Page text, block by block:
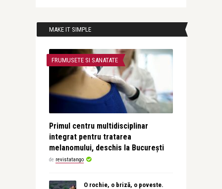
MAKE IT SIMPLE
FRUMUSETE SI SANATATE
Primul centru multidisciplinar
integrat pentru tratarea
melanomului, deschis la București
de revistatango
O rochie, o briză, o poveste.